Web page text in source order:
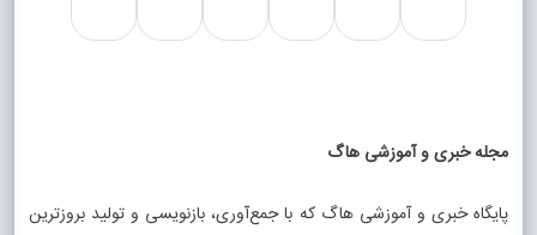
مجله خبری و آموزشی هاگ
پایگاه خبری و آموزشی هاگ که با جمع‌آوری، بازنویسی و تولید بروزترین